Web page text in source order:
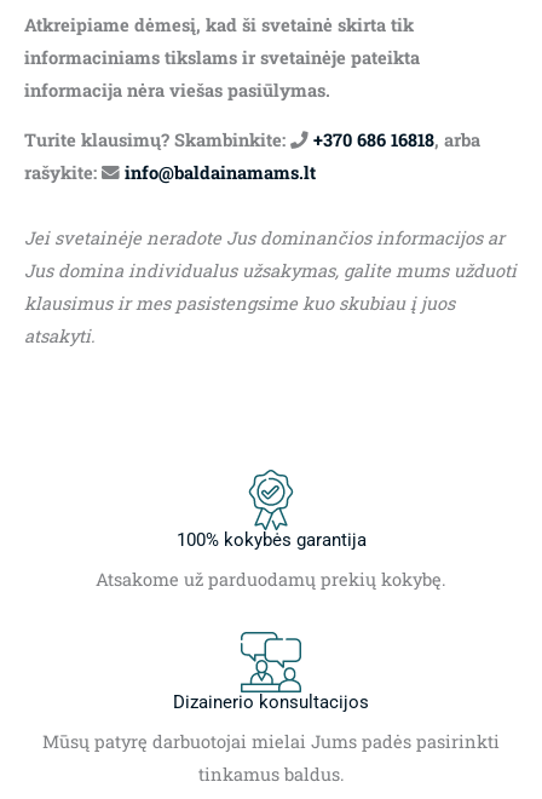
Atkreipiame dėmesį, kad ši svetainė skirta tik
informaciniams tikslams ir svetainėje pateikta
informacija nėra viešas pasiūlymas.
Turite klausimų? Skambinkite: +370 686 16818, arba
rašykite:
info@baldainamams.lt
Jei svetainėje neradote Jus dominančios informacijos ar
Jus domina individualus užsakymas, galite mums užduoti
klausimus ir mes pasistengsime kuo skubiau į juos
atsakyti.
100% kokybės garantija
Atsakome už parduodamų prekių kokybę.
Dizainerio konsultacijos
Mūsų patyrę darbuotojai mielai Jums padės pasirinkti
tinkamus baldus.